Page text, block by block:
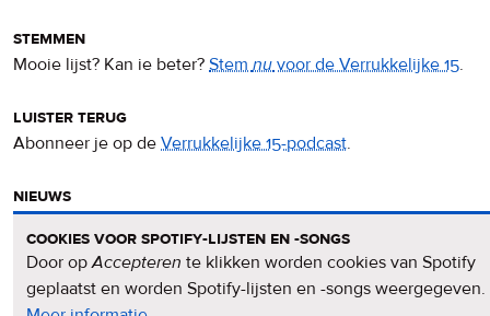
stemmen
Mooie lijst? Kan ie beter? Stemnuvoor de Verrukkelijke 15.
luister terug
Abonneer je op de Verrukkelijke 15-podcast.
nieuws
nieuwsbrief
Meld je aan voor deVerrukkelijke 15-nieuwsbrief.
cookies voor spotify-lijsten en -songs
Door opAccepteren te klikken worden cookies van Spotify
geplaatst en worden Spotify-lijsten en -songs weergegeven.